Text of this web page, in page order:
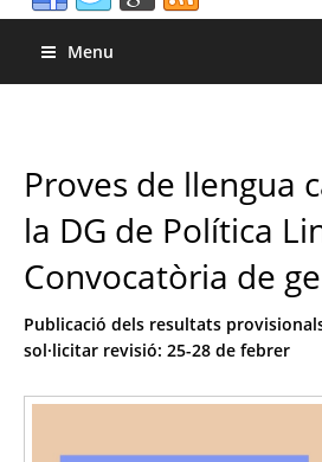
Menu
Proves de llengua
la DG de Política
Convocatòria de
Publicació dels resultats
sol·licitar revisió: 25-28 de febrer